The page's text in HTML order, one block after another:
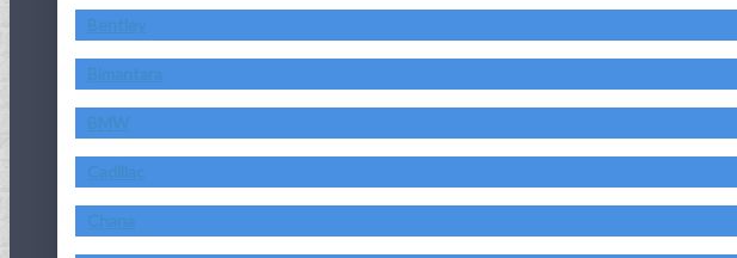
Bentley
Bimantara
BMW
Cadillac
Chana